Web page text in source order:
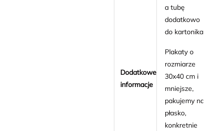
Dodatkowe
informacje
a tubę
dodatkowo
do kartonika.
Plakaty o
rozmiarze
30x40 cm i
mniejsze,
pakujemy na
płasko,
konkretnie